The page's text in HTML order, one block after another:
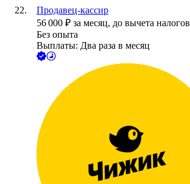
Продавец-кассир
56 000 ₽ за месяц, до вычета налогов
Без опыта
Выплаты: Два раза в месяц